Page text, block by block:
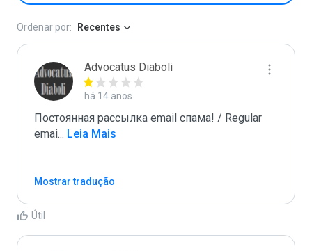
Ordenar por: Recentes
Advocatus Diaboli
há 14 anos
Постоянная рассылка email спама! / Regular
emai... Leia Mais
Mostrar tradução
Útil